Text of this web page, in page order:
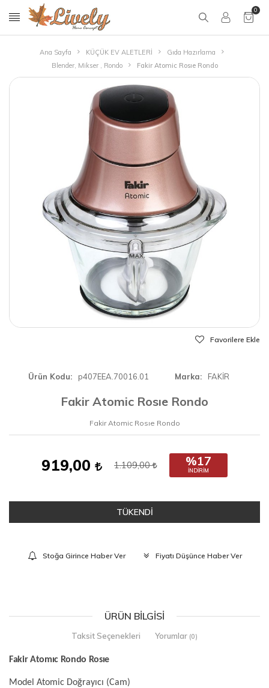
0
Ana Sayfa KÜÇÜK EV ALETLERİ
Gıda Hazırlama
Blender, Mikser , Rondo
Fakir Atomic Rosıe Rondo
Favorilere Ekle
Ürün Kodu p407EEA.70016.01 Marka FAKİR
Fakir Atomic Rosıe Rondo
Fakir Atomic Rosıe Rondo
919,00 1.109,00 %17
İNDIRIM
TÜKENDİ
Stoğa Girince Haber Ver Fiyatı Düşünce Haber Ver
ÜRÜN BILGISI
Taksit Seçenekleri Yorumlar (0)
Fakir Atomıc Rondo Rosıe
Model Atomic Doğrayıcı (Cam)